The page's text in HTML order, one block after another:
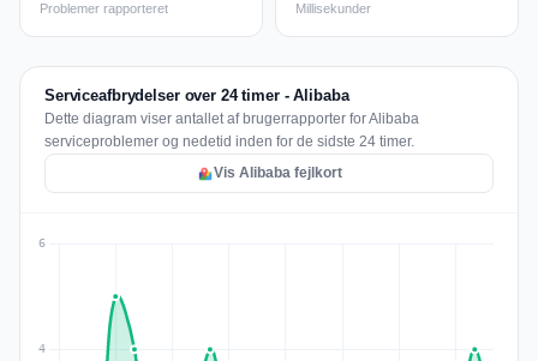
Problemer rapporteret Millisekunder
Serviceafbrydelser over 24 timer - Alibaba
Dette diagram viser antallet af brugerrapporter for Alibaba
serviceproblemer og nedetid inden for de sidste 24 timer.
Vis Alibaba fejlkort